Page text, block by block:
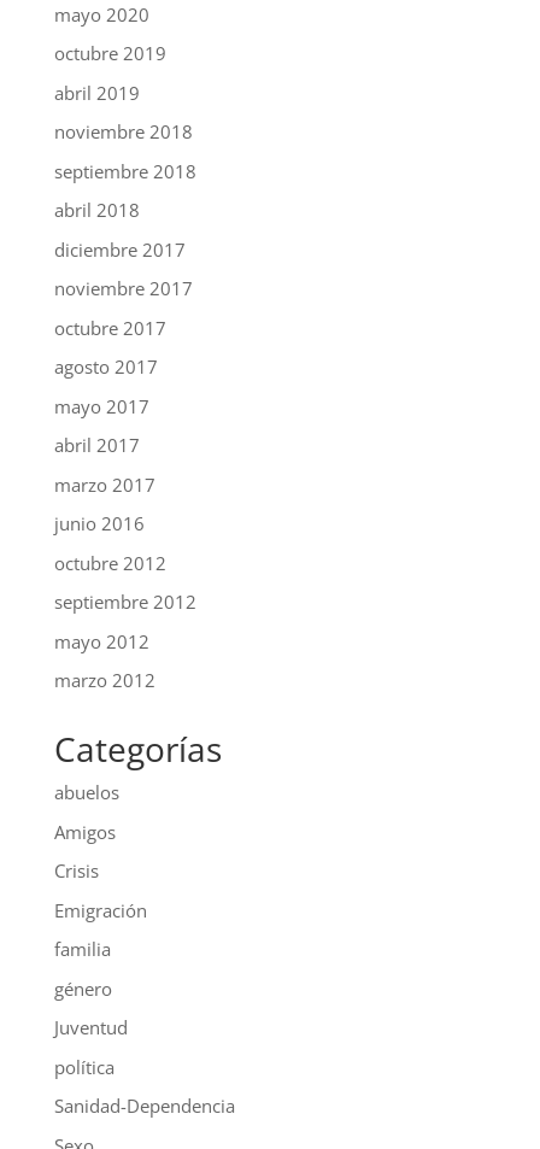
mayo 2020
octubre 2019
abril 2019
noviembre 2018
septiembre 2018
abril 2018
diciembre 2017
noviembre 2017
octubre 2017
agosto 2017
mayo 2017
abril 2017
marzo 2017
junio 2016
octubre 2012
septiembre 2012
mayo 2012
marzo 2012
Categorías
abuelos
Amigos
Crisis
Emigración
familia
género
Juventud
política
Sanidad-Dependencia